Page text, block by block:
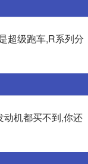
超级跑车,R系列分
机都买不到,你还